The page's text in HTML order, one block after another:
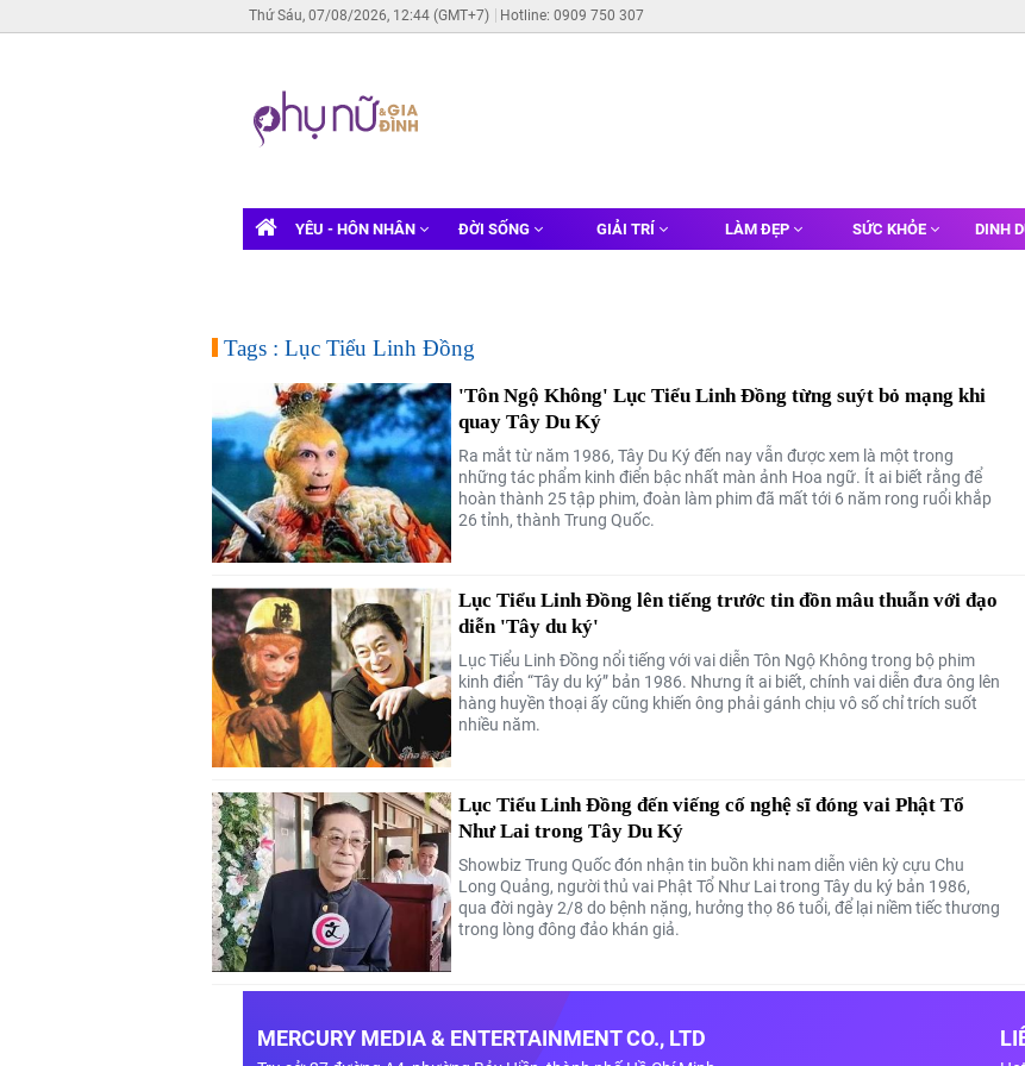
Thứ Sáu, 07/08/2026, 12:44 (GMT+7) Hotline: 0909 750 307
YÊU - HÔN NHÂN ĐỜI SỐNG GIẢI TRÍ LÀM ĐẸP SỨC KHỎE DINH
Tags : Lục Tiểu Linh Đồng
'Tôn Ngộ Không' Lục Tiểu Linh Đồng từng suýt bỏ mạng khi
quay Tây Du Ký
Ra mắt từ năm 1986, Tây Du Ký đến nay vẫn được xem là một trong
những tác phẩm kinh điển bậc nhất màn ảnh Hoa ngữ. Ít ai biết rằng để
hoàn thành 25 tập phim, đoàn làm phim đã mất tới 6 năm rong ruổi khắp
26 tỉnh, thành Trung Quốc.
Lục Tiểu Linh Đồng lên tiếng trước tin đồn mâu thuẫn với đạo
diễn 'Tây du ký'
Lục Tiểu Linh Đồng nổi tiếng với vai diễn Tôn Ngộ Không trong bộ phim
kinh điển “Tây du ký” bản 1986. Nhưng ít ai biết, chính vai diễn đưa ông lên
hàng huyền thoại ấy cũng khiến ông phải gánh chịu vô số chỉ trích suốt
nhiều năm.
Lục Tiểu Linh Đồng đến viếng cố nghệ sĩ đóng vai Phật Tổ
Như Lai trong Tây Du Ký
Showbiz Trung Quốc đón nhận tin buồn khi nam diễn viên kỳ cựu Chu
Long Quảng, người thủ vai Phật Tổ Như Lai trong Tây du ký bản 1986,
qua đời ngày 2/8 do bệnh nặng, hưởng thọ 86 tuổi, để lại niềm tiếc thương
trong lòng đông đảo khán giả.
MERCURY MEDIA & ENTERTAINMENT CO., LTD